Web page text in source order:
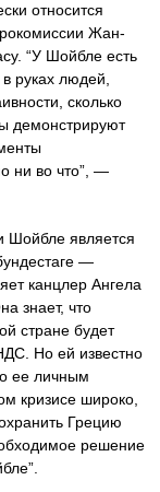
относится
Жан-
“У Шойбле есть
руках людей,
сколько
демонстрируют
ни во что”, —
Шойбле является
—
канцлер Ангела
знает, что
стране будет
Но ей известно
ее личным
кризисе широко,
Грецию
решение